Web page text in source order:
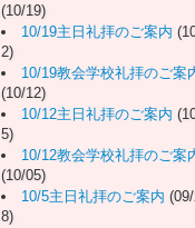
(10/19)
10/19主日礼拝のご案内
2)
10/19教会学校礼拝のご案
(10/12)
10/12主日礼拝のご案内
5)
10/12教会学校礼拝のご案
(10/05)
10/5主日礼拝のご案内
8)